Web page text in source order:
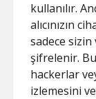
kullanılır.
alıcınızın
sadece sizin
şifrelenir.
hackerlar
izlemesini